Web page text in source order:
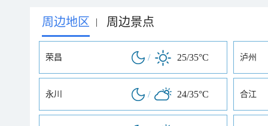
周边地区 | 周边景点
荣昌 / 25/35°C 泸州
永川 / 24/35°C 合江